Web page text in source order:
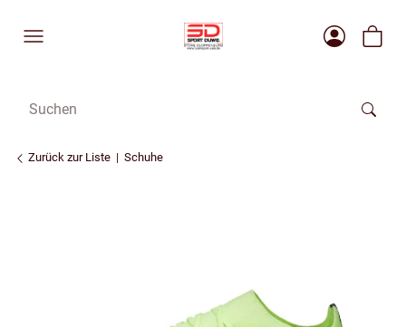
Zurück zur Liste Schuhe